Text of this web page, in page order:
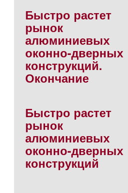
Быстро растет
рынок
алюминиевых
оконно-дверных
конструкций.
Окончание
Быстро растет
рынок
алюминиевых
оконно-дверных
конструкций